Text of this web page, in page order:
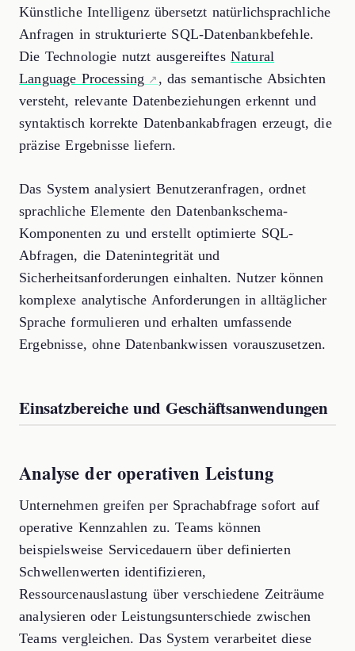
Künstliche Intelligenz übersetzt natürlichsprachliche
Anfragen in strukturierte SQL-Datenbankbefehle.
Die Technologie nutzt ausgereiftes Natural
Language Processing
, das semantische Absichten
versteht, relevante Datenbeziehungen erkennt und
syntaktisch korrekte Datenbankabfragen erzeugt, die
präzise Ergebnisse liefern.
Das System analysiert Benutzeranfragen, ordnet
sprachliche Elemente den Datenbankschema-
Komponenten zu und erstellt optimierte SQL-
Abfragen, die Datenintegrität und
Sicherheitsanforderungen einhalten. Nutzer können
komplexe analytische Anforderungen in alltäglicher
Sprache formulieren und erhalten umfassende
Ergebnisse, ohne Datenbankwissen vorauszusetzen.
Einsatzbereiche und Geschäftsanwendungen
Analyse der operativen Leistung
Unternehmen greifen per Sprachabfrage sofort auf
operative Kennzahlen zu. Teams können
beispielsweise Servicedauern über definierten
Schwellenwerten identifizieren,
Ressourcenauslastung über verschiedene Zeiträume
analysieren oder Leistungsunterschiede zwischen
Teams vergleichen. Das System verarbeitet diese